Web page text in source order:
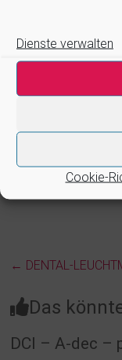
Dienste verwalten
Cookie-
20.07.2017
In "Info"
ZEG –
Markiert in:
← DENTAL-
Das
DCI – A-dec –